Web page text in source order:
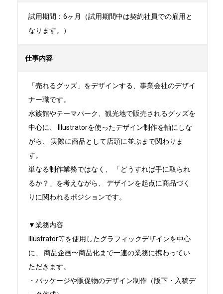
試用期間：6ヶ月（試用期間中は契約社員での雇用と
なります。）
仕事内容
「売れるグッズ」をデザインする、事業会社のデザイ
ナー職です。
水族館やテーマパーク、観光地で販売されるグッズを
中心に、 Illustratorを使ったデザイン制作を軸にしな
がら、 実際に商品として店頭に並ぶまで関わりま
す。
単なる制作業務ではなく、 「どうすれば手に取られ
るか？」を考えながら、 デザインを起点に商品づく
りに関われるポジションです。
▼業務内容
Illustrator等を使用したグラフィックデザインを中心
に、 商品企画〜商品化まで一連の業務に携わってい
ただきます。
・パッケージや販促物のデザイン制作（版下・入稿デ